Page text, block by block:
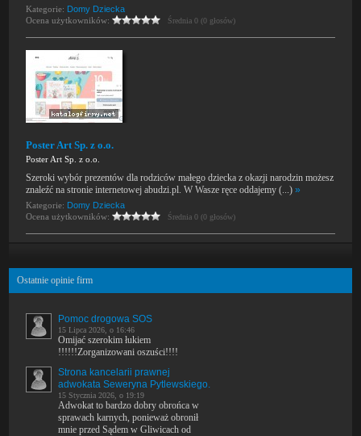
Kategorie: Domy Dziecka
Ocena użytkowników:
Średnia 0 (0 głosów)
Poster Art Sp. z o.o.
Poster Art Sp. z o.o.
Szeroki wybór prezentów dla rodziców małego dziecka z okazji narodzin możesz
znaleźć na stronie internetowej abudzi.pl. W Wasze ręce oddajemy (...)»
Kategorie: Domy Dziecka
Ocena użytkowników:
Średnia 0 (0 głosów)
Ostatnie opinie firm
Pomoc drogowa SOS
15 Lipca 2026, o 16:46
Omijać szerokim łukiem
!!!!!!Zorganizowani oszuści!!!!
Strona kancelarii prawnej
adwokata Seweryna Pytlewskiego.
15 Stycznia 2026, o 19:19
Adwokat to bardzo dobry obrońca w
sprawach karnych, ponieważ obronił
mnie przed Sądem w Gliwicach od